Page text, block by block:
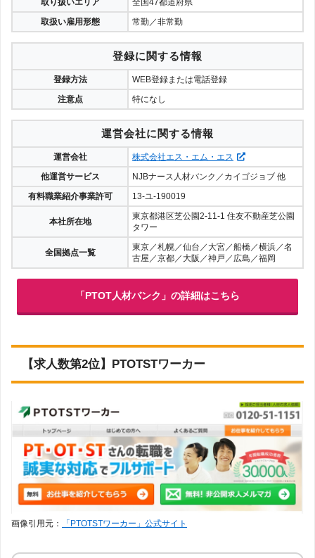
取り扱いエリア
全国47都道府県
取扱い雇用形態
常勤／非常勤
登録に関する情報
登録方法
WEB登録または電話登録
注意点
特になし
運営会社に関する情報
運営会社
株式会社エス・エム・エス
他運営サービス
NJBナース人材バンク／カイゴジョブ 他
有料職業紹介事業許可
13-ユ-190019
本社所在地
東京都港区芝公園2-11-1 住友不動産芝公園
タワー
全国拠点一覧
東京／札幌／仙台／大宮／船橋／横浜／名
古屋／京都／大阪／神戸／広島／福岡
「PTOT人材バンク」の詳細はこちら
【求人数第2位】PTOTSTワーカー
画像引用元： 「PTOTSTワーカー」公式サイト